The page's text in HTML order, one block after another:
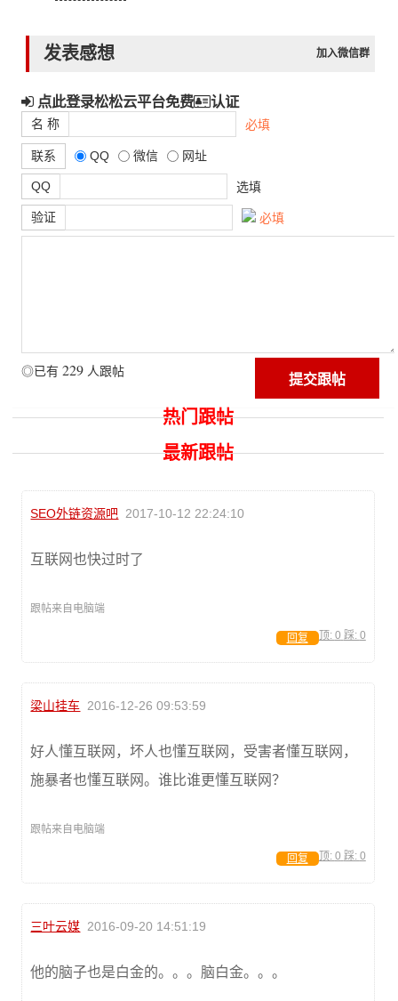
发表感想 加入微信群
点此登录松松云平台免费 认证
名 称 必填
联系 QQ 微信 网址
QQ 选填
验证 必填
◎已有 229 人跟帖
热门跟帖
最新跟帖
SEO外链资源吧 2017-10-12 22:24:10
互联网也快过时了
跟帖来自电脑端
顶: 0 踩: 0
回复
梁山挂车 2016-12-26 09:53:59
好人懂互联网，坏人也懂互联网，受害者懂互联网，
施暴者也懂互联网。谁比谁更懂互联网？
跟帖来自电脑端
顶: 0 踩: 0
回复
三叶云媒 2016-09-20 14:51:19
他的脑子也是白金的。。。脑白金。。。